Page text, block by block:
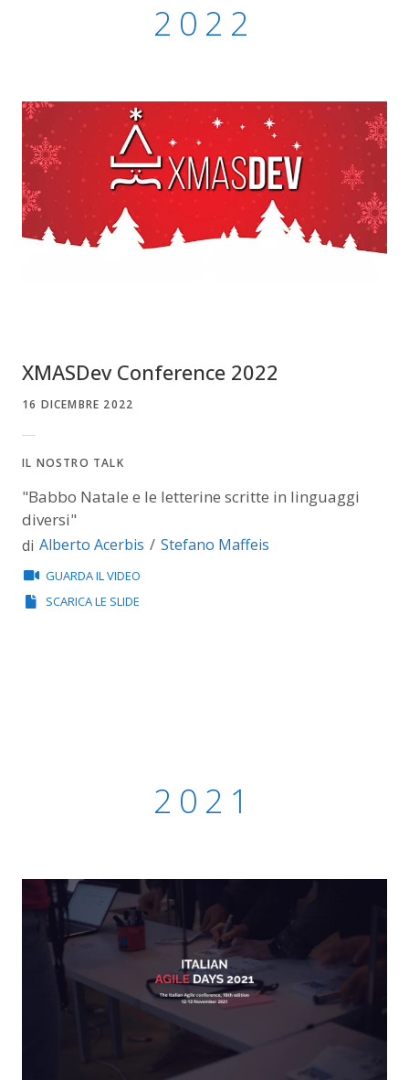
2022
XMASDev Conference 2022
16 DICEMBRE 2022
IL NOSTRO TALK
"Babbo Natale e le letterine scritte in linguaggi
diversi"
di Alberto Acerbis Stefano Maffeis
GUARDA IL VIDEO
SCARICA LE SLIDE
2021